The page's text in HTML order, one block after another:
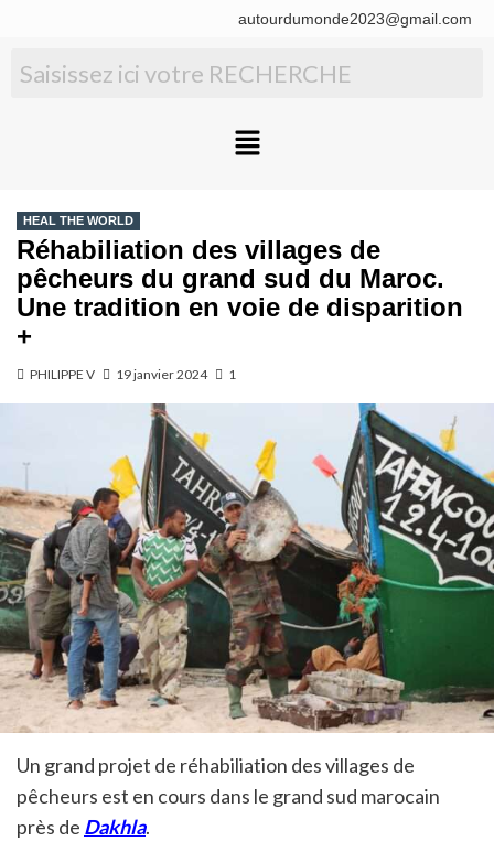
autourdumonde2023@gmail.com
HEAL THE WORLD
Réhabiliation des villages de
pêcheurs du grand sud du Maroc.
Une tradition en voie de disparition
+
PHILIPPE V 19 janvier 2024 1
Un grand projet de réhabiliation des villages de
pêcheurs est en cours dans le grand sud marocain
près de Dakhla.